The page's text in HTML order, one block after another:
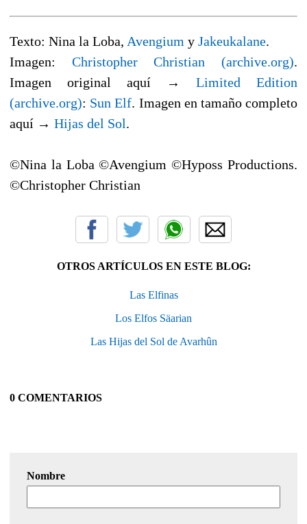
Texto: Nina la Loba, Avengium y Jakeukalane.
Imagen: Christopher Christian (archive.org).
Imagen original aquí → Limited Edition
(archive.org): Sun Elf. Imagen en tamaño completo
aquí → Hijas del Sol.
©Nina la Loba ©Avengium ©Hyposs Productions.
©Christopher Christian
OTROS ARTÍCULOS EN ESTE BLOG:
Las Elfinas
Los Elfos Säarian
Las Hijas del Sol de Avarhûn
0 COMENTARIOS
Nombre